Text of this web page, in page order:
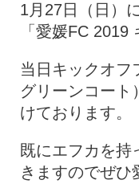
1月27日（日）
「愛媛FC 2019
当日キックオフ
グリーンコート
けております。
既にエフカを持
きますのでぜひ